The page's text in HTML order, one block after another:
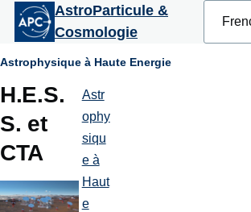
Aller au contenu principal
AstroParticule &
Cosmologie
your
Fil
d'Ariane
Astrophysique à Haute Energie
H.E.S.
S. et
CTA
Astrophysique
Energie
Astr
ophy
siqu
e à
Haut
e